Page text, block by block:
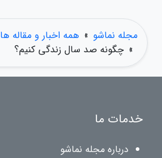
مجله نماشو » همه اخبار و مقاله ها
» چگونه صد سال زندگی کنیم؟
خدمات ما
درباره مجله نماشو